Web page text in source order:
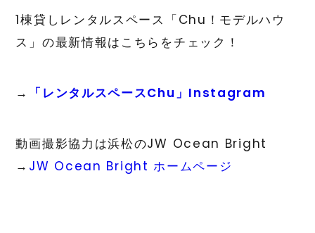
1棟貸しレンタルスペース「Chu！モデルハウ
ス」の最新情報はこちらをチェック！
→ 「レンタルスペースChu」Instagram
動画撮影協力は浜松のJW Ocean Bright
→ JW Ocean Bright ホームページ